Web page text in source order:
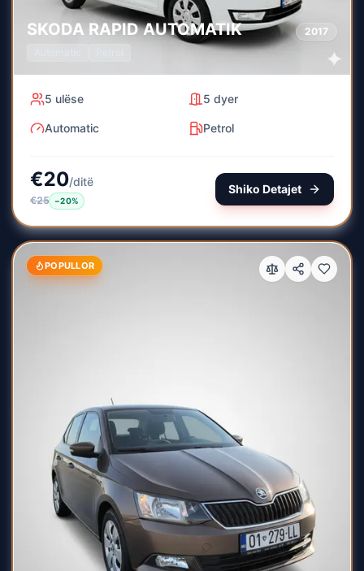
SKODA RAPID AUTOMATIK
2017
5 ulëse 5 dyer
Automatic Petrol
€20/ditë
€25 −20%
Shiko Detajet
POPULLOR